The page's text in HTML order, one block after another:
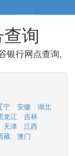
5cm小帮手5cm.cn
询
银行网点查询,
宁 安徽
湖北
龙江
吉林
天津
江西
藏
澳门